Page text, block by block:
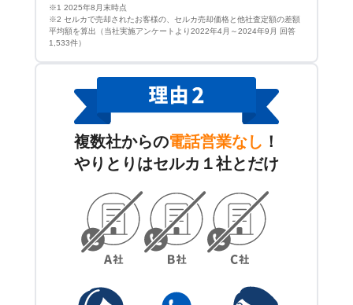
※1 2025年8月末時点
※2 セルカで売却されたお客様の、セルカ売却価格と他社査定額の差額
平均額を算出（当社実施アンケートより2022年4月～2024年9月 回答
1,533件）
複数社からの電話営業なし ！
やりとりはセルカ１社とだけ